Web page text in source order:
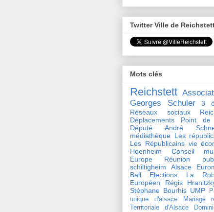
Twitter Ville de
Mots clés
Reichstett
Georges Schuler
3
Réseaux sociaux
Déplacements
Point de
Député André
médiathèque Les
Les Républicains vie
Hoenheim
Conseil
Europe
Réunion
schiltigheim
Alsace
Ball
Elections
La
Européen
Régis
Stéphane Bourhis UMP
unique d'alsace
Mariage
Territoriale d'Alsace